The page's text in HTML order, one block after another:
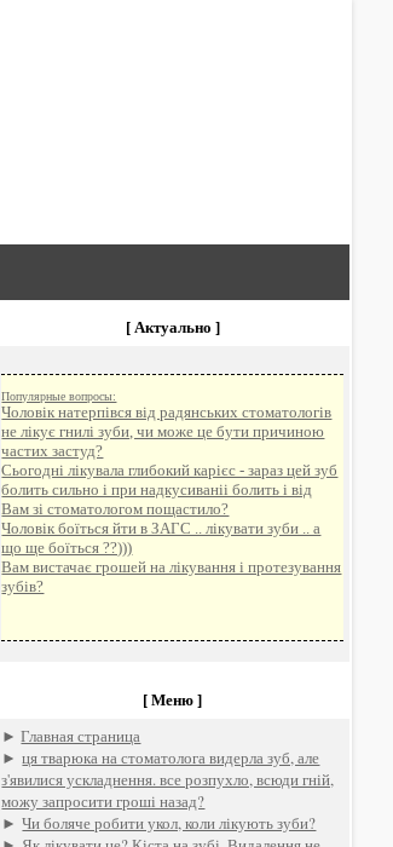
[ Актуально ]
Популярные вопросы:
Чоловік натерпівся від радянських стоматологів
не лікує гнилі зуби, чи може це бути причиною
частих застуд?
Сьогодні лікувала глибокий карієс - зараз цей зуб
болить сильно і при надкусиваніі болить і від
Вам зі стоматологом пощастило?
Чоловік боїться йти в ЗАГС .. лікувати зуби .. а
що ще боїться ??)))
Вам вистачає грошей на лікування і протезування
зубів?
[ Меню ]
►Главная страница
►ця тварюка на стоматолога видерла зуб, але
з'явилися ускладнення. все розпухло, всюди гній,
можу запросити гроші назад?
►Чи боляче робити укол, коли лікують зуби?